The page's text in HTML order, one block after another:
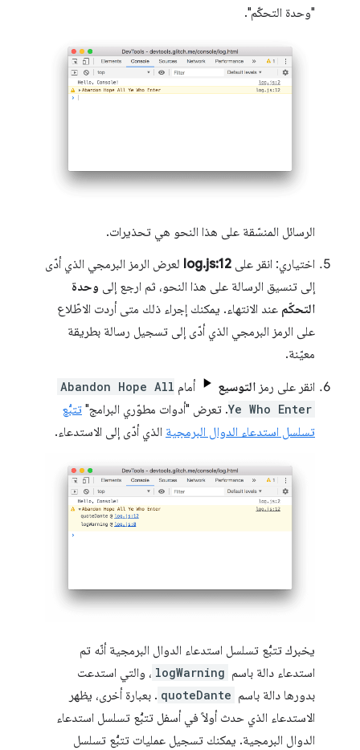
"وحدة التحكّم".
الرسائل المنسّقة على هذا النحو هي تحذيرات.
اختياري: انقر على log.js:12 لعرض الرمز البرمجي الذي أدّى
إلى تنسيق الرسالة على هذا النحو، ثم ارجع إلى وحدة
التحكّم عند الانتهاء. يمكنك إجراء ذلك متى أردت الاطّلاع
على الرمز البرمجي الذي أدّى إلى تسجيل رسالة بطريقة
معيّنة.
انقر على رمز التوسيع أمام Abandon Hope All
Ye Who Enter. تعرض "أدوات مطوّري البرامج" تتبُّع
تسلسل استدعاء الدوال البرمجية الذي أدّى إلى الاستدعاء.
يخبرك تتبُّع تسلسل استدعاء الدوال البرمجية أنّه تم
استدعاء دالة باسم logWarning ، والتي استدعت
بدورها دالة باسم quoteDante . بعبارة أخرى، يظهر
الاستدعاء الذي حدث أولاً في أسفل تتبُّع تسلسل استدعاء
الدوال البرمجية. يمكنك تسجيل عمليات تتبُّع تسلسل